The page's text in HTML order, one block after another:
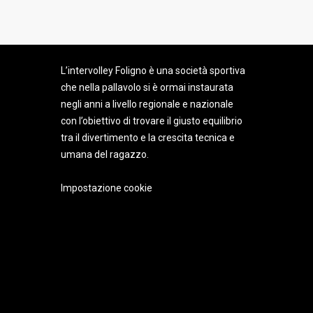
L’intervolley Foligno è una società sportiva
che nella pallavolo si è ormai instaurata
negli anni a livello regionale e nazionale
con l’obiettivo di trovare il giusto equilibrio
tra il divertimento e la crescita tecnica e
umana del ragazzo.
Impostazione cookie